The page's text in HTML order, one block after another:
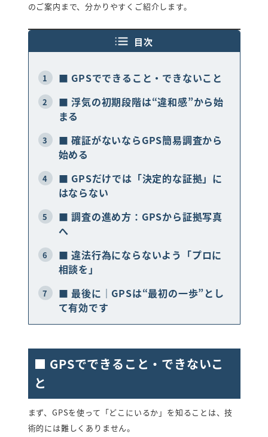
福岡
受付時間：9時～23時（年中無休）
面談や調査中により、女性探偵以外の
メールで相談・お問い合わせ
LINEで相談・お問い合わせ
のご案内まで、分かりやすくご紹介します。
目次
1 ■ GPSでできること・できないこと
2
■ 浮気の初期段階は“違和感”から始
まる
3
■ 確証がないならGPS簡易調査から
始める
4
■ GPSだけでは「決定的な証拠」に
はならない
5
■ 調査の進め方：GPSから証拠写真
へ
6
■ 違法行為にならないよう「プロに
相談を」
7
■ 最後に｜GPSは“最初の一歩”とし
て有効です
■ GPSでできること・できないこ
と
まず、GPSを使って「どこにいるか」を知ることは、技
術的には難しくありません。